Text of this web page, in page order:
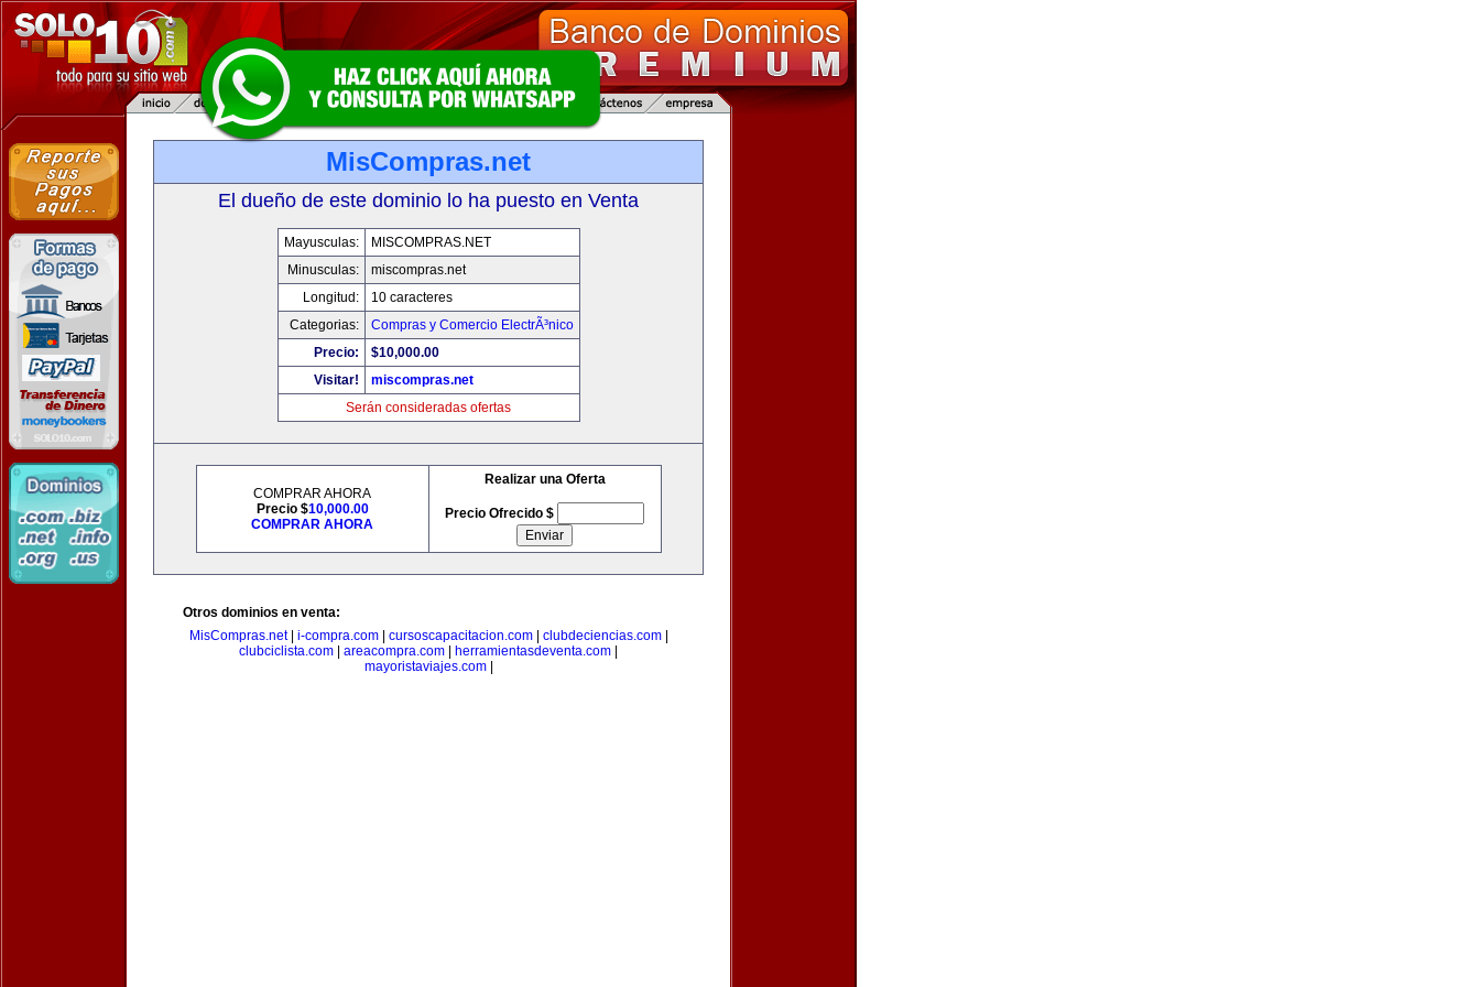
MisCompras.net
El dueño de este dominio lo ha puesto en Venta
Mayusculas:
MISCOMPRAS.NET
Minusculas:
miscompras.net
Longitud:
10 caracteres
Categorias:
Compras y Comercio ElectrÃ³nico
Precio:
$10,000.00
Visitar!
miscompras.net
Serán consideradas ofertas
COMPRAR AHORA
Precio $10,000.00
COMPRAR AHORA
Realizar una Oferta
Precio Ofrecido $
Otros dominios en venta:
MisCompras.net| i-compra.com| cursoscapacitacion.com| clubdeciencias.com|
clubciclista.com
areacompra.com herramientasdeventa.com
mayoristaviajes.com|